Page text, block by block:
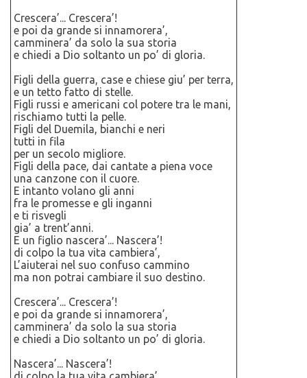
Crescera’... Crescera’!
e poi da grande si innamorera’,
camminera’ da solo la sua storia
e chiedi a Dio soltanto un po’ di gloria.
Figli della guerra, case e chiese giu’ per terra,
e un tetto fatto di stelle.
Figli russi e americani col potere tra le mani,
rischiamo tutti la pelle.
Figli del Duemila, bianchi e neri
tutti in fila
per un secolo migliore.
Figli della pace, dai cantate a piena voce
una canzone con il cuore.
E intanto volano gli anni
fra le promesse e gli inganni
e ti risvegli
gia’ a trent’anni.
E un figlio nascera’... Nascera’!
di colpo la tua vita cambiera’,
L’aiuterai nel suo confuso cammino
ma non potrai cambiare il suo destino.
Crescera’... Crescera’!
e poi da grande si innamorera’,
camminera’ da solo la sua storia
e chiedi a Dio soltanto un po’ di gloria.
Nascera’... Nascera’!